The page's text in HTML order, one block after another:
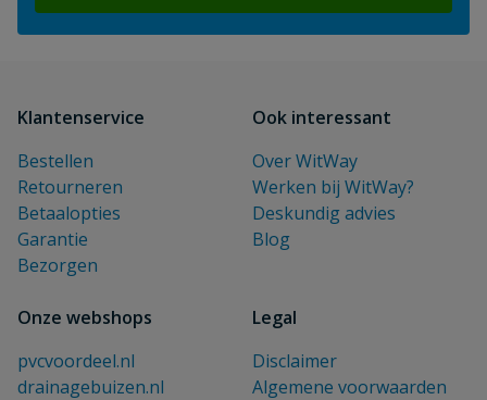
Klantenservice
Bestellen
Retourneren
Betaalopties
Garantie
Bezorgen
Ook interessant
Over WitWay
Werken bij WitWay?
Deskundig advies
Blog
Onze webshops
pvcvoordeel.nl
drainagebuizen.nl
Legal
Disclaimer
Algemene voorwaarden